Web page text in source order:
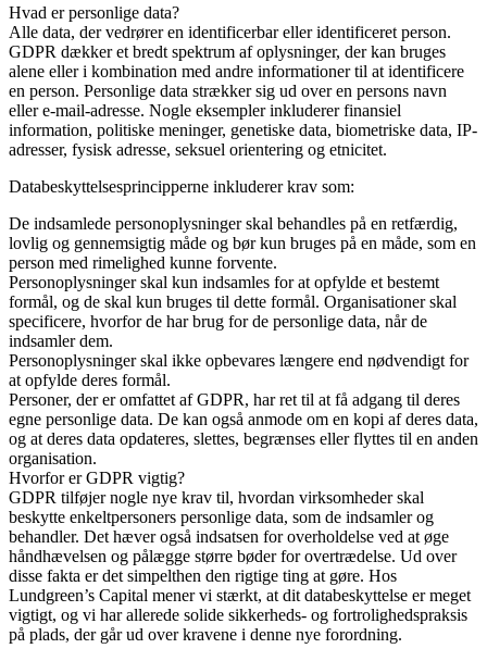
Hvad er personlige data?
Alle data, der vedrører en identificerbar eller identificeret person.
GDPR dækker et bredt spektrum af oplysninger, der kan bruges
alene eller i kombination med andre informationer til at identificere
en person. Personlige data strækker sig ud over en persons navn
eller e-mail-adresse. Nogle eksempler inkluderer finansiel
information, politiske meninger, genetiske data, biometriske data, IP-
adresser, fysisk adresse, seksuel orientering og etnicitet.
Databeskyttelsesprincipperne inkluderer krav som:
De indsamlede personoplysninger skal behandles på en retfærdig,
lovlig og gennemsigtig måde og bør kun bruges på en måde, som en
person med rimelighed kunne forvente.
Personoplysninger skal kun indsamles for at opfylde et bestemt
formål, og de skal kun bruges til dette formål. Organisationer skal
specificere, hvorfor de har brug for de personlige data, når de
indsamler dem.
Personoplysninger skal ikke opbevares længere end nødvendigt for
at opfylde deres formål.
Personer, der er omfattet af GDPR, har ret til at få adgang til deres
egne personlige data. De kan også anmode om en kopi af deres data,
og at deres data opdateres, slettes, begrænses eller flyttes til en anden
organisation.
Hvorfor er GDPR vigtig?
GDPR tilføjer nogle nye krav til, hvordan virksomheder skal
beskytte enkeltpersoners personlige data, som de indsamler og
behandler. Det hæver også indsatsen for overholdelse ved at øge
håndhævelsen og pålægge større bøder for overtrædelse. Ud over
disse fakta er det simpelthen den rigtige ting at gøre. Hos
Lundgreen’s Capital mener vi stærkt, at dit databeskyttelse er meget
vigtigt, og vi har allerede solide sikkerheds- og fortrolighedspraksis
på plads, der går ud over kravene i denne nye forordning.